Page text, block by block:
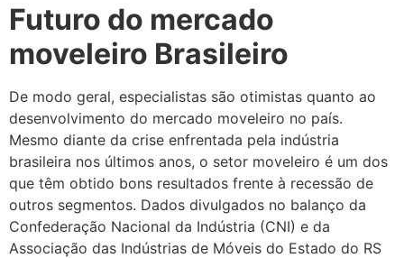
Futuro do mercado
moveleiro Brasileiro
De modo geral, especialistas são otimistas quanto ao
desenvolvimento do mercado moveleiro no país.
Mesmo diante da crise enfrentada pela indústria
brasileira nos últimos anos, o setor moveleiro é um dos
que têm obtido bons resultados frente à recessão de
outros segmentos. Dados divulgados no balanço da
Confederação Nacional da Indústria (CNI) e da
Associação das Indústrias de Móveis do Estado do RS